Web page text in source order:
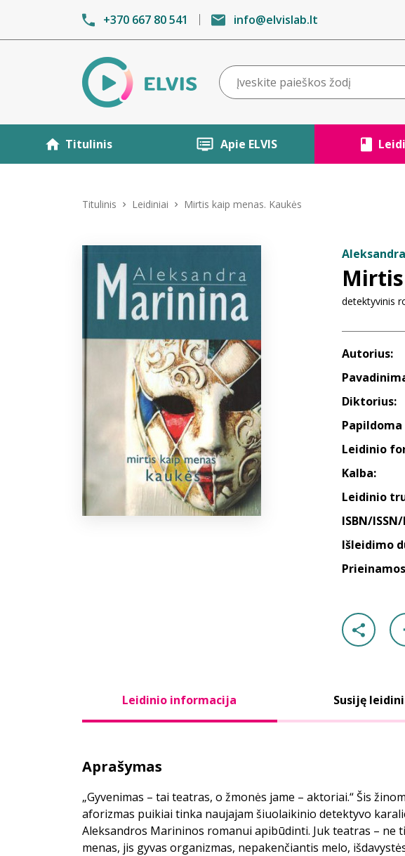
+370 667 80 541 info@elvislab.lt
Titulinis Apie ELVIS
Titulinis Leidiniai Mirtis kaip menas. Kaukės
detektyvinis
Autorius:
Diktorius:
Leidinio
Kalba:
Leidinio
ISBN/
Išleidimo
Leidinio informacija Susiję
Aprašymas
„Gyvenimas – tai teatras, o žmonės jame – aktoriai.“ Šis
aforizmas puikiai tinka naujajam šiuolaikinio detektyvo
Aleksandros Marininos romanui apibūdinti. Juk teatras – ne
menas, jis gyvas organizmas, nepakenčiantis melo,